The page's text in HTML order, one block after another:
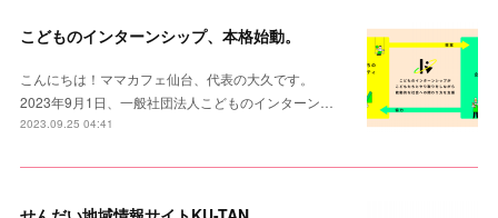
こどものインターンシップ、本格始動。
こんにちは！ママカフェ仙台、代表の大久です。
2023年9月1日、一般社団法人こどものインターン…
2023.09.25 04:41